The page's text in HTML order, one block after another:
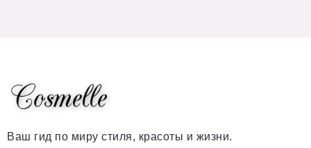
Ваш гид по миру стиля, красоты и жизни.